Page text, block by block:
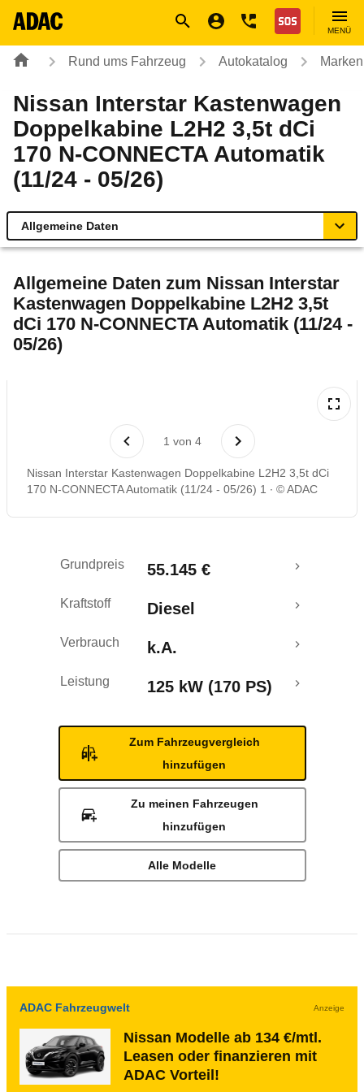
Nothilfe
MENÜ
Rund ums Fahrzeug Autokatalog
Nissan Interstar Kastenwagen
Doppelkabine L2H2 3,5t dCi
170 N-CONNECTA Automatik
(11/24 - 05/26)
Allgemeine Daten
Technische Daten
Rückrufe & Mängel
Allgemeine Daten zum Nissan Interstar
Kastenwagen Doppelkabine L2H2 3,5t
dCi 170 N-CONNECTA Automatik (11/24 -
05/26)
1 von 4
Nissan Interstar Kastenwagen Doppelkabine L2H2 3,5t dCi
170 N-CONNECTA Automatik (11/24 - 05/26) 1
© ADAC
Grundpreis 55.145 €
Kraftstoff Diesel
Verbrauch k.A.
Leistung 125 kW (170 PS)
Zum Fahrzeugvergleich
hinzufügen
Zu meinen Fahrzeugen
hinzufügen
Alle Modelle
ADAC Fahrzeugwelt Anzeige
Nissan Modelle ab 134 €/mtl.
Leasen oder finanzieren mit
ADAC Vorteil!